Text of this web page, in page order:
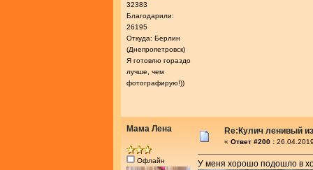
32383
Благодарили:
26195
Откуда: Берлин
(Днепропетровск)
Я готовлю гораздо
лучше, чем
фотографирую!))
Мама Лена
Офлайн
Re:Кулич ленивый
« Ответ #200 :
У меня хорошо подошло в